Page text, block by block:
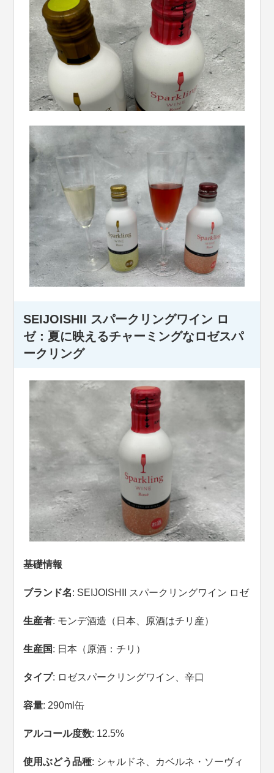
SEIJOISHII スパークリングワイン ロ
ゼ：夏に映えるチャーミングなロゼスパ
ークリング
基礎情報
ブランド名: SEIJOISHII スパークリングワイン ロゼ
生産者: モンデ酒造（日本、原酒はチリ産）
生産国: 日本（原酒：チリ）
タイプ: ロゼスパークリングワイン、辛口
容量: 290ml缶
アルコール度数: 12.5%
使用ぶどう品種: シャルドネ、カベルネ・ソーヴィ